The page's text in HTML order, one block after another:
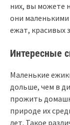
них, вы можете
они
ежат, красивых
Интересные
Маленькие
дольше, чем в
прожить
природе их
лет. Такое